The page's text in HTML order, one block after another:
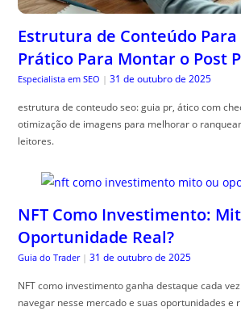
Estrutura de Conteúdo Para
Prático Para Montar o Post
Especialista em SEO | 31 de outubro de 2025
estrutura de conteudo seo: guia pr, ático com
otimização de imagens para melhorar o
leitores.
NFT Como Investimento:
Oportunidade Real?
Guia do Trader | 31 de outubro de 2025
NFT como investimento ganha destaque cada
navegar nesse mercado e suas oportunidades e